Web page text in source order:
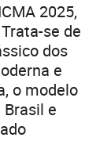
2025,
se de
dos
e
o modelo
e